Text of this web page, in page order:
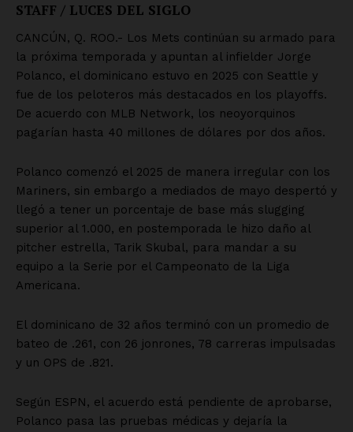
STAFF / LUCES DEL SIGLO
CANCÚN, Q. ROO.- Los Mets continúan su armado para
la próxima temporada y apuntan al infielder Jorge
Polanco, el dominicano estuvo en 2025 con Seattle y
fue de los peloteros más destacados en los playoffs.
De acuerdo con MLB Network, los neoyorquinos
pagarían hasta 40 millones de dólares por dos años.
Polanco comenzó el 2025 de manera irregular con los
Mariners, sin embargo a mediados de mayo despertó y
llegó a tener un porcentaje de base más slugging
superior al 1.000, en postemporada le hizo daño al
pitcher estrella, Tarik Skubal, para mandar a su
equipo a la Serie por el Campeonato de la Liga
Americana.
El dominicano de 32 años terminó con un promedio de
bateo de .261, con 26 jonrones, 78 carreras impulsadas
y un OPS de .821.
Según ESPN, el acuerdo está pendiente de aprobarse,
Polanco pasa las pruebas médicas y dejaría la